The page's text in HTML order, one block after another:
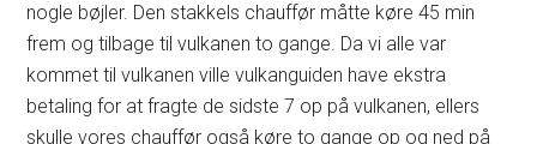
nogle bøjler. Den stakkels chauffør måtte køre 45 min
frem og tilbage til vulkanen to gange. Da vi alle var
kommet til vulkanen ville vulkanguiden have ekstra
betaling for at fragte de sidste 7 op på vulkanen, ellers
skulle vores chauffør også køre to gange op og ned på